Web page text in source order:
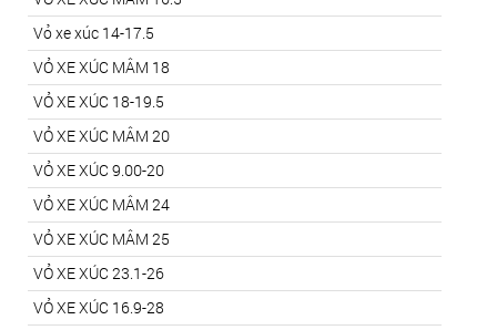
Vỏ xe xúc 14-17.5
VỎ XE XÚC MÂM 18
VỎ XE XÚC 18-19.5
VỎ XE XÚC MÂM 20
VỎ XE XÚC 9.00-20
VỎ XE XÚC MÂM 24
VỎ XE XÚC MÂM 25
VỎ XE XÚC 23.1-26
VỎ XE XÚC 16.9-28